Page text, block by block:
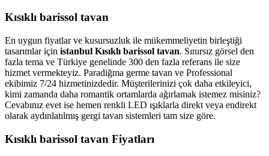
Kısıklı barissol tavan
En uygun fiyatlar ve kusursuzluk ile mükemmeliyetin birleştiği
tasarımlar için istanbul Kısıklı barissol tavan. Sınırsız görsel den
fazla tema ve Türkiye genelinde 300 den fazla referans ile size
hizmet vermekteyiz. Paradiğma germe tavan ve Professional
ekibimiz 7/24 hizmetinizdedir. Müşterilerinizi çok daha etkileyici,
kimi zamanda daha romantik ortamlarda ağırlamak istemez misiniz?
Cevabınız evet ise hemen renkli LED ışıklarla direkt veya endirekt
olarak aydınlatılmış gergi tavan sistemleri tam size göre.
Kısıklı barissol tavan Fiyatları